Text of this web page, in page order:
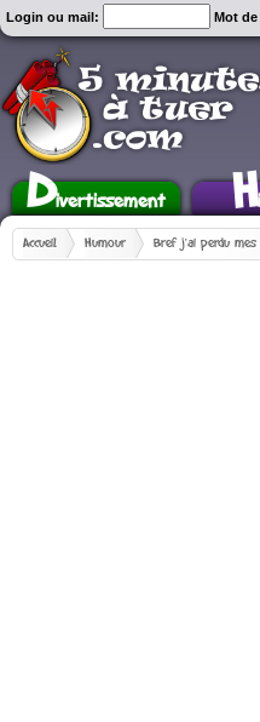
Login ou mail: Mot de
Divertissement H
Accueil Humour Bref j'ai perdu mes